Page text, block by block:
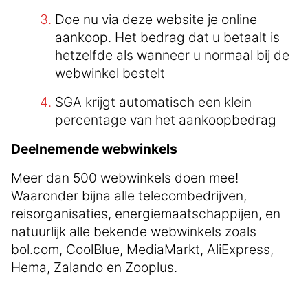
Doe nu via deze website je online
aankoop. Het bedrag dat u betaalt is
hetzelfde als wanneer u normaal bij de
webwinkel bestelt
SGA krijgt automatisch een klein
percentage van het aankoopbedrag
Deelnemende webwinkels
Meer dan 500 webwinkels doen mee!
Waaronder bijna alle telecombedrijven,
reisorganisaties, energiemaatschappijen, en
natuurlijk alle bekende webwinkels zoals
bol.com, CoolBlue, MediaMarkt, AliExpress,
Hema, Zalando en Zooplus.